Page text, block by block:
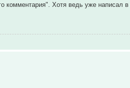
комментария". Хотя ведь уже написал в